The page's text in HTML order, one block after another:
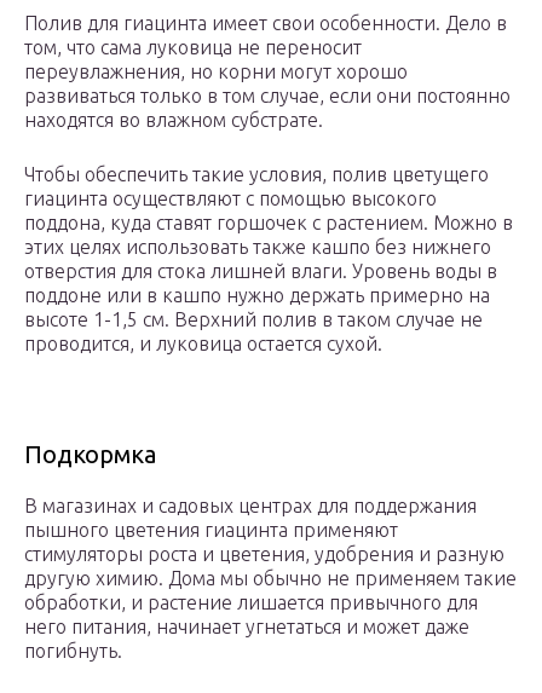
Полив для гиацинта имеет свои особенности. Дело в
том, что сама луковица не переносит
переувлажнения, но корни могут хорошо
развиваться только в том случае, если они постоянно
находятся во влажном субстрате.
Чтобы обеспечить такие условия, полив цветущего
гиацинта осуществляют с помощью высокого
поддона, куда ставят горшочек с растением. Можно в
этих целях использовать также кашпо без нижнего
отверстия для стока лишней влаги. Уровень воды в
поддоне или в кашпо нужно держать примерно на
высоте 1-1,5 см. Верхний полив в таком случае не
проводится, и луковица остается сухой.
Подкормка
В магазинах и садовых центрах для поддержания
пышного цветения гиацинта применяют
стимуляторы роста и цветения, удобрения и разную
другую химию. Дома мы обычно не применяем такие
обработки, и растение лишается привычного для
него питания, начинает угнетаться и может даже
погибнуть.